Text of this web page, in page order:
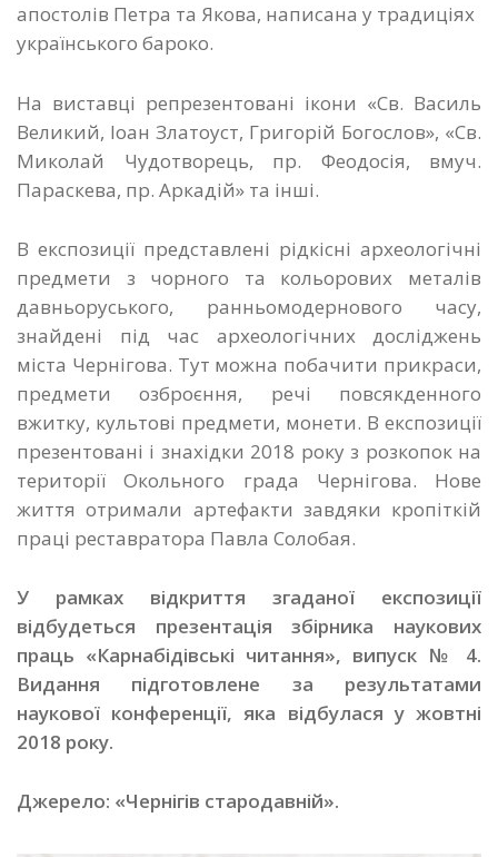
апостолів Петра та Якова, написана у традиціях
українського бароко.
На виставці репрезентовані ікони «Св. Василь
Великий, Іоан Златоуст, Григорій Богослов», «Св.
Миколай Чудотворець, пр. Феодосія, вмуч.
Параскева, пр. Аркадій» та інші.
В експозиції представлені рідкісні археологічні
предмети з чорного та кольорових металів
давньоруського, ранньомодернового часу,
знайдені під час археологічних досліджень
міста Чернігова. Тут можна побачити прикраси,
предмети озброєння, речі повсякденного
вжитку, культові предмети, монети. В експозиції
презентовані і знахідки 2018 року з розкопок на
території Окольного града Чернігова. Нове
життя отримали артефакти завдяки кропіткій
праці реставратора Павла Солобая.
У рамках відкриття згаданої експозиції
відбудеться презентація збірника наукових
праць «Карнабідівські читання», випуск № 4.
Видання підготовлене за результатами
наукової конференції, яка відбулася у жовтні
2018 року.
Джерело: «Чернігів стародавній».